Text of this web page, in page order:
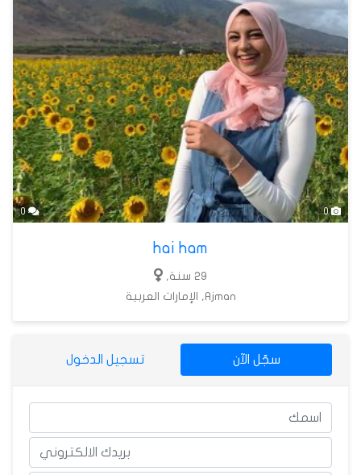
0 0
hai ham
29 سنة,
Ajman, الإمارات العربية
سجّل الآن تسجيل الدخول